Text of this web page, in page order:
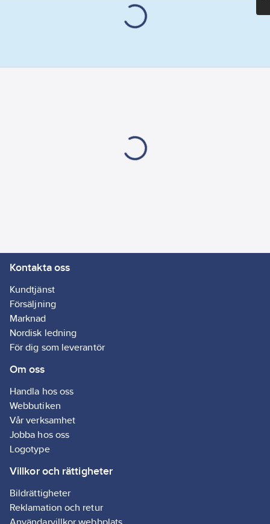
Kontakta oss
Kundtjänst
Försäljning
Marknad
Nordisk ledning
För dig som leverantör
Om oss
Handla hos oss
Webbutiken
Vår verksamhet
Jobba hos oss
Logotype
Villkor och rättigheter
Bildrättigheter
Reklamation och retur